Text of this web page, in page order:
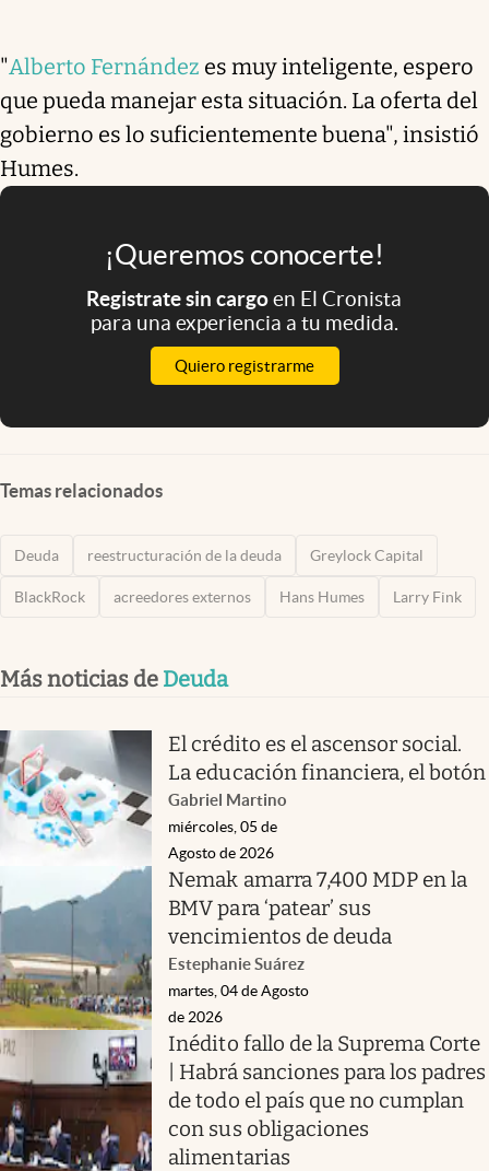
"Alberto Fernández es muy inteligente, espero
que pueda manejar esta situación. La oferta del
gobierno es lo suficientemente buena", insistió
Humes.
¡Queremos conocerte!
Registrate sin cargoen El Cronista
para una experiencia a tu medida.
Quiero registrarme
Temas relacionados
Deuda reestructuración de la deuda Greylock Capital
BlackRock acreedores externos Hans Humes Larry Fink
Más noticias de Deuda
El crédito es el ascensor social.
La educación financiera, el botón
Gabriel Martino
miércoles, 05 de
Agosto de 2026
Nemak amarra 7,400 MDP en la
BMV para ‘patear’ sus
vencimientos de deuda
Estephanie Suárez
martes, 04 de Agosto
de 2026
Inédito fallo de la Suprema Corte
| Habrá sanciones para los padres
de todo el país que no cumplan
con sus obligaciones
alimentarias